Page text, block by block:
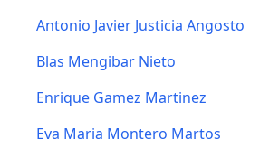
Antonio Javier Justicia Angosto
Blas Mengibar Nieto
Enrique Gamez Martinez
Eva Maria Montero Martos